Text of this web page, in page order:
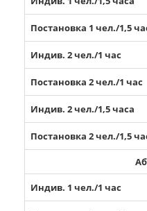
Постановка 1 чел./1,5
Индив. 2 чел./1 час
Постановка 2 чел./1 час
Индив. 2 чел./1,5 часа
Постановка 2 чел./1,5
Индив. 1 чел./1 час